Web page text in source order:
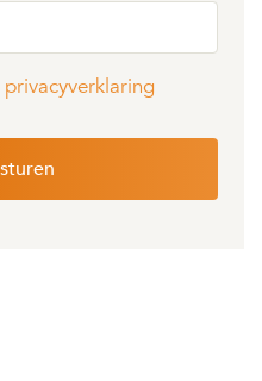
privacyverklaring